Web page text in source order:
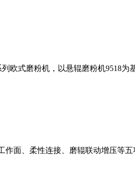
式磨粉机，以悬辊磨粉机9518为
面、柔性连接、磨辊联动增压等